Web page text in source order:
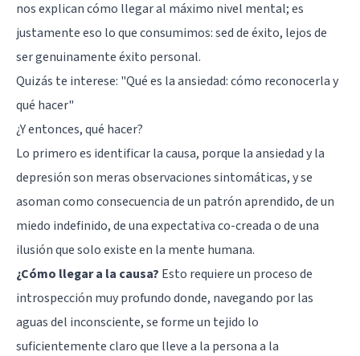
nos explican cómo llegar al máximo nivel mental; es
justamente eso lo que consumimos: sed de éxito, lejos de
ser genuinamente éxito personal.
Quizás te interese: "Qué es la ansiedad: cómo reconocerla y
qué hacer"
¿Y entonces, qué hacer?
Lo primero es identificar la causa, porque la ansiedad y la
depresión son meras observaciones sintomáticas, y se
asoman como consecuencia de un patrón aprendido, de un
miedo indefinido, de una expectativa co-creada o de una
ilusión que solo existe en la mente humana.
¿Cómo llegar a la causa? Esto requiere un proceso de
introspección muy profundo donde, navegando por las
aguas del inconsciente, se forme un tejido lo
suficientemente claro que lleve a la persona a la